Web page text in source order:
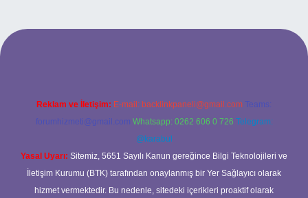
Reklam ve İletişim: E-mail: backlinkpaneli@gmail.com Teams:
forumhizmeti@gmail.com Whatsapp: 0262 606 0 726 Telegram:
@karabul
Yasal Uyarı: Sitemiz, 5651 Sayılı Kanun gereğince Bilgi Teknolojileri ve
İletişim Kurumu (BTK) tarafından onaylanmış bir Yer Sağlayıcı olarak
hizmet vermektedir. Bu nedenle, sitedeki içerikleri proaktif olarak